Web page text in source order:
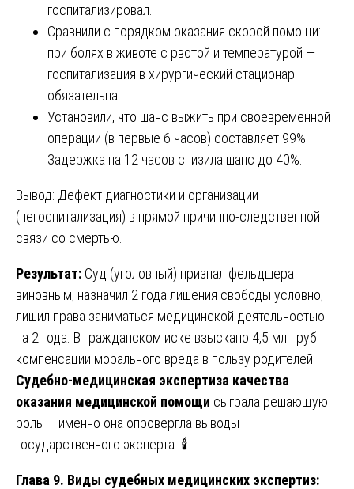
госпитализировал.
Сравнили с порядком оказания скорой помощи:
при болях в животе с рвотой и температурой —
госпитализация в хирургический стационар
обязательна.
Установили, что шанс выжить при своевременной
операции (в первые 6 часов) составляет 99%.
Задержка на 12 часов снизила шанс до 40%.
Вывод: Дефект диагностики и организации
(негоспитализация) в прямой причинно-следственной
связи со смертью.
Результат: Суд (уголовный) признал фельдшера
виновным, назначил 2 года лишения свободы условно,
лишил права заниматься медицинской деятельностью
на 2 года. В гражданском иске взыскано 4,5 млн руб.
компенсации морального вреда в пользу родителей.
Судебно-медицинская экспертиза качества
оказания медицинской помощи сыграла решающую
роль — именно она опровергла выводы
государственного эксперта. 🕯️
Глава 9. Виды судебных медицинских экспертиз: